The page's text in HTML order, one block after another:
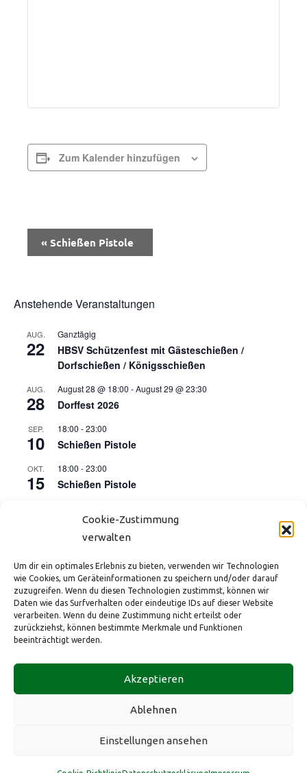
Cookie-Zustimmung
verwalten
Um dir ein optimales Erlebnis zu bieten, verwenden wir Technologien
wie Cookies, um Geräteinformationen zu speichern und/oder darauf
zuzugreifen. Wenn du diesen Technologien zustimmst, können wir
Daten wie das Surfverhalten oder eindeutige IDs auf dieser Website
verarbeiten. Wenn du deine Zustimmung nicht erteilst oder
zurückziehst, können bestimmte Merkmale und Funktionen
beeinträchtigt werden.
Akzeptieren
Ablehnen
Einstellungen ansehen
Zum Kalender hinzufügen
Veranstaltung-
Navigation
« Schießen Pistole
Anstehende Veranstaltungen
AUG.
22
Ganztägig
HBSV Schützenfest mit Gästeschießen /
Dorfschießen / Königsschießen
AUG.
28
August 28 @ 18:00 -August 29 @ 23:30
Dorffest 2026
SEP.
10
18:00 -23:00
Schießen Pistole
OKT.
15
18:00 -23:00
Schießen Pistole
Kinderdisco (Start der Herbstferien)
12 Schießen Pistole
DEZ.
10
18:00-23:00
Schießen Pistole
Kalender anzeigen
40883 Ratingen
Tel.: +49 173 2882431
eMail: info@hbsv-1965.de
Web:hbsv-1965.de
Cookie-Richtlinie (EU)
DatennutzungsbestimmungenundNutzungsbedingungern